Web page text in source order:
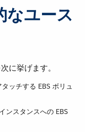
なユース
に挙げます。
ッチする EBS ボリュ
ンスタンスへの EBS